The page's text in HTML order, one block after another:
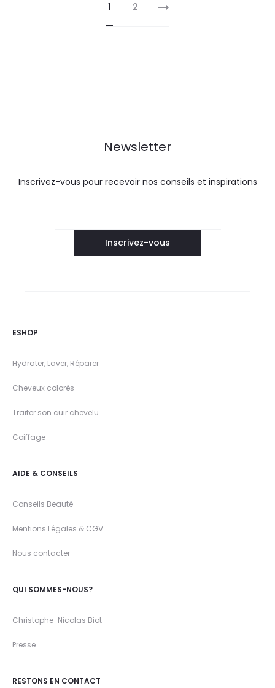
1 2
Newsletter
Inscrivez-vous pour recevoir nos conseils et inspirations
ESHOP
Hydrater, Laver, Réparer
Cheveux colorés
Traiter son cuir chevelu
Coiffage
AIDE & CONSEILS
Conseils Beauté
Mentions Légales & CGV
Nous contacter
QUI SOMMES-NOUS?
Christophe-Nicolas Biot
Presse
RESTONS EN CONTACT